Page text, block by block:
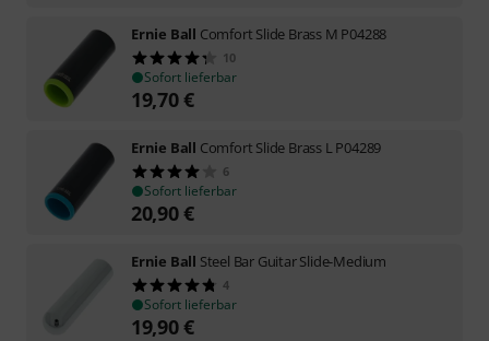
Ernie Ball Comfort Slide Brass M P04288
10
Sofort lieferbar
19,70€
Ernie Ball Comfort Slide Brass L P04289
6
Sofort lieferbar
20,90€
Ernie Ball Steel Bar Guitar Slide-Medium
4
Sofort lieferbar
19,90€